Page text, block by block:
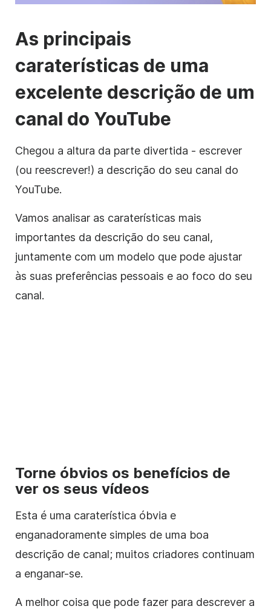
As principais
caraterísticas de uma
excelente descrição de um
canal do YouTube
Chegou a altura da parte divertida - escrever
(ou reescrever!) a descrição do seu canal do
YouTube.
Vamos analisar as caraterísticas mais
importantes da descrição do seu canal,
juntamente com um modelo que pode ajustar
às suas preferências pessoais e ao foco do seu
canal.
Torne óbvios os benefícios de
ver os seus vídeos
Esta é uma caraterística óbvia e
enganadoramente simples de uma boa
descrição de canal; muitos criadores continuam
a enganar-se.
A melhor coisa que pode fazer para descrever a